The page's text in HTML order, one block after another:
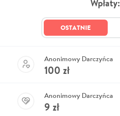
Wpłaty:
OSTATNIE
Anonimowy Darczyńca
100 zł
Anonimowy Darczyńca
9 zł